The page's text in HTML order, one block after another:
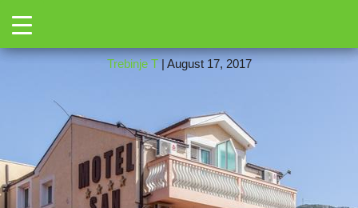
Toggle
56041683
Trebinje T | August 17, 2017